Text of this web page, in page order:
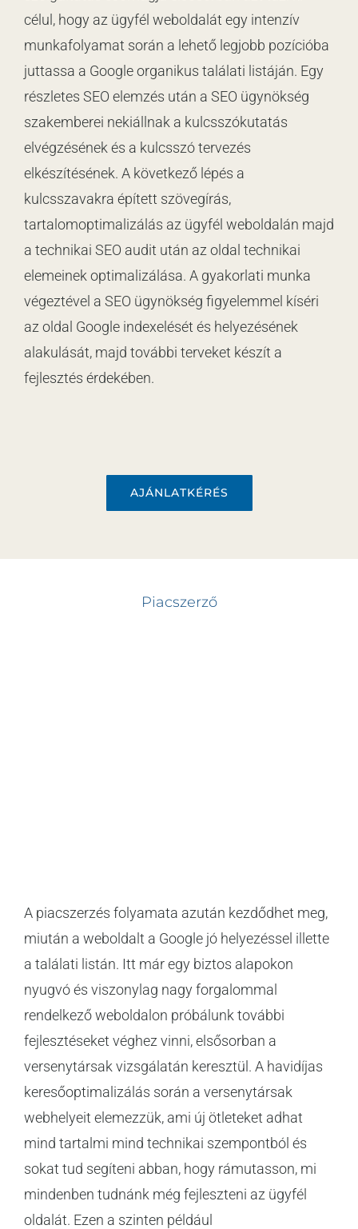
célul, hogy az ügyfél weboldalát egy intenzív
munkafolyamat során a lehető legjobb pozícióba
juttassa a Google organikus találati listáján. Egy
részletes SEO elemzés után a SEO ügynökség
szakemberei nekiállnak a kulcsszókutatás
elvégzésének és a kulcsszó tervezés
elkészítésének. A következő lépés a
kulcsszavakra épített szövegírás,
tartalomoptimalizálás az ügyfél weboldalán majd
a technikai SEO audit után az oldal technikai
elemeinek optimalizálása. A gyakorlati munka
végeztével a SEO ügynökség figyelemmel kíséri
az oldal Google indexelését és helyezésének
alakulását, majd további terveket készít a
fejlesztés érdekében.
AJÁNLATKÉRÉS
Piacszerző
A piacszerzés folyamata azután kezdődhet meg,
miután a weboldalt a Google jó helyezéssel illette
a találati listán. Itt már egy biztos alapokon
nyugvó és viszonylag nagy forgalommal
rendelkező weboldalon próbálunk további
fejlesztéseket véghez vinni, elsősorban a
versenytársak vizsgálatán keresztül. A havidíjas
keresőoptimalizálás során a versenytársak
webhelyeit elemezzük, ami új ötleteket adhat
mind tartalmi mind technikai szempontból és
sokat tud segíteni abban, hogy rámutasson, mi
mindenben tudnánk még fejleszteni az ügyfél
oldalát. Ezen a szinten például